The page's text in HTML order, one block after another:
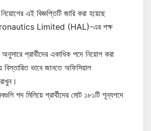
এই বিজ্ঞপ্তিটি জারি করা হয়েছে
Limited (HAL)-এর পক্ষ
প্রার্থীদের একাধিক পদে নিয়োগ করা
বিস্তারিত ভাবে জানতে অফিসিয়াল
পদ মিলিয়ে প্রার্থীদের মোট ১৮১টি শূন্যপদে